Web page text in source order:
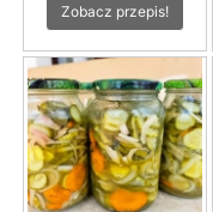
Zobacz przepis!